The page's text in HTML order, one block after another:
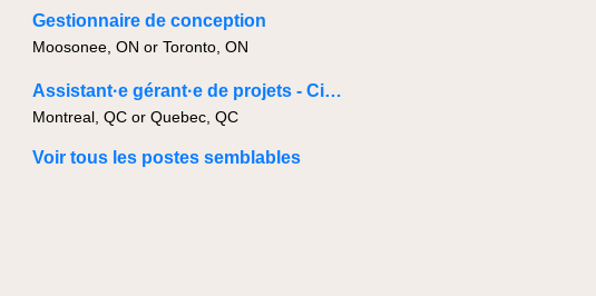
Gestionnaire de conception
Moosonee, ON or Toronto, ON
Assistant·e gérant·e de projets - Civil & Infrastructure
Montreal, QC or Quebec, QC
Voir tous les postes semblables